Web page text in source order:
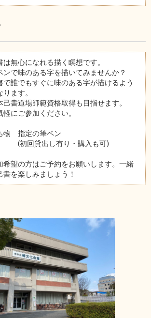
は無心になれる描く瞑想です。
ンで味のある字を描いてみませんか？
で誰でもすぐに味のある字が描けるよう
ります。
己書道場師範資格取得も目指せます。
軽にご参加ください。
物 指定の筆ペン
回貸出し有り・購入も可)
希望の方はご予約をお願いします。一緒
書を楽しみましょう！